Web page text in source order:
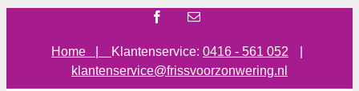
Facebook
E-
Home | Klantenservice: 0416 - 561 052
klantenservice@frissvoorzonwering.nl